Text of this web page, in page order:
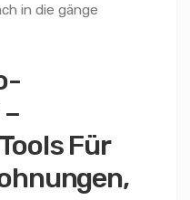
in die gänge
Für